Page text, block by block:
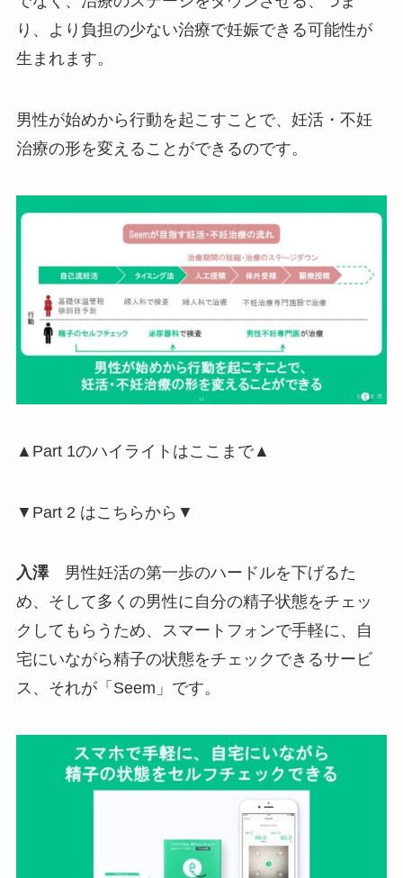
り、より負担の少ない治療で妊娠できる可能性が
生まれます。
男性が始めから行動を起こすことで、妊活・不妊
治療の形を変えることができるのです。
▲Part 1のハイライトはここまで▲
▼Part 2 はこちらから▼
入澤男性妊活の第一歩のハードルを下げるた
め、そして多くの男性に自分の精子状態をチェッ
クしてもらうため、スマートフォンで手軽に、自
宅にいながら精子の状態をチェックできるサービ
ス、それが「Seem」です。